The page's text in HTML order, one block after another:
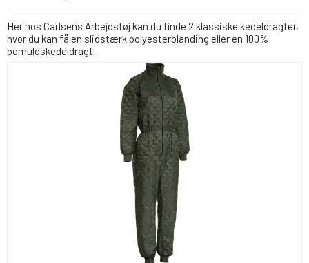
Her hos Carlsens Arbejdstøj kan du finde 2 klassiske kedeldragter,
hvor du kan få en slidstærk polyesterblanding eller en 100%
bomuldskedeldragt.